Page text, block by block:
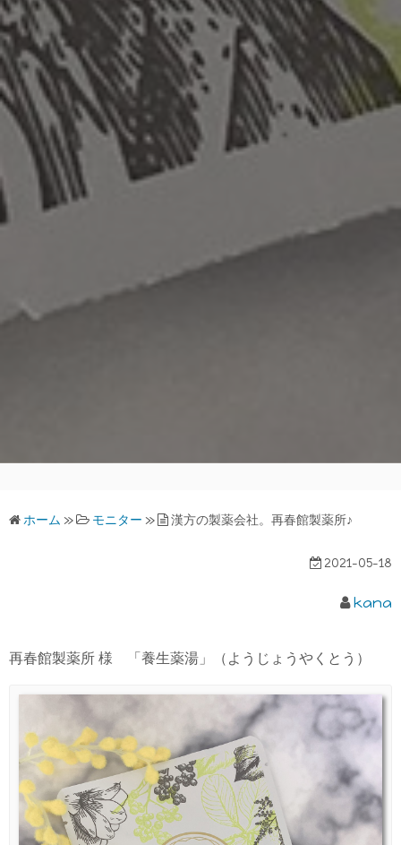
ホーム » モニター » 漢方の製薬会社。再春館製薬所♪
2021-05-18
kana
再春館製薬所 様 「養生薬湯」（ようじょうやくとう）